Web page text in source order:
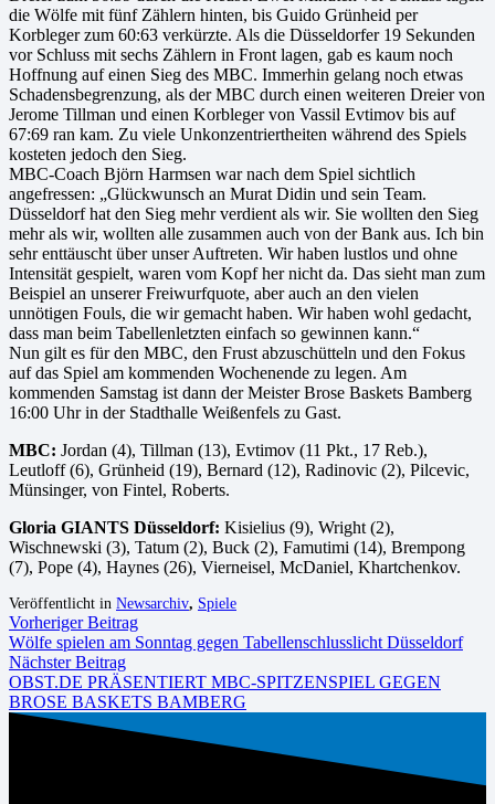
die Wölfe mit fünf Zählern hinten, bis Guido Grünheid per
Korbleger zum 60:63 verkürzte. Als die Düsseldorfer 19 Sekunden
vor Schluss mit sechs Zählern in Front lagen, gab es kaum noch
Hoffnung auf einen Sieg des MBC. Immerhin gelang noch etwas
Schadensbegrenzung, als der MBC durch einen weiteren Dreier von
Jerome Tillman und einen Korbleger von Vassil Evtimov bis auf
67:69 ran kam. Zu viele Unkonzentriertheiten während des Spiels
kosteten jedoch den Sieg.
MBC-Coach Björn Harmsen war nach dem Spiel sichtlich
angefressen: „Glückwunsch an Murat Didin und sein Team.
Düsseldorf hat den Sieg mehr verdient als wir. Sie wollten den Sieg
mehr als wir, wollten alle zusammen auch von der Bank aus. Ich bin
sehr enttäuscht über unser Auftreten. Wir haben lustlos und ohne
Intensität gespielt, waren vom Kopf her nicht da. Das sieht man zum
Beispiel an unserer Freiwurfquote, aber auch an den vielen
unnötigen Fouls, die wir gemacht haben. Wir haben wohl gedacht,
dass man beim Tabellenletzten einfach so gewinnen kann.“
Nun gilt es für den MBC, den Frust abzuschütteln und den Fokus
auf das Spiel am kommenden Wochenende zu legen. Am
kommenden Samstag ist dann der Meister Brose Baskets Bamberg
16:00 Uhr in der Stadthalle Weißenfels zu Gast.
MBC: Jordan (4), Tillman (13), Evtimov (11 Pkt., 17 Reb.),
Leutloff (6), Grünheid (19), Bernard (12), Radinovic (2), Pilcevic,
Münsinger, von Fintel, Roberts.
Gloria GIANTS Düsseldorf: Kisielius (9), Wright (2),
Wischnewski (3), Tatum (2), Buck (2), Famutimi (14), Brempong
(7), Pope (4), Haynes (26), Vierneisel, McDaniel, Khartchenkov.
Veröffentlicht in Newsarchiv, Spiele
Vorheriger Beitrag
Wölfe spielen am Sonntag gegen Tabellenschlusslicht Düsseldorf
Nächster Beitrag
OBST.DE PRÄSENTIERT MBC-SPITZENSPIEL GEGEN
BROSE BASKETS BAMBERG